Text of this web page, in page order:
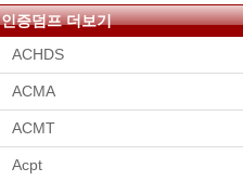
인증덤프 더보기
ACHDS
ACMA
ACMT
Acpt